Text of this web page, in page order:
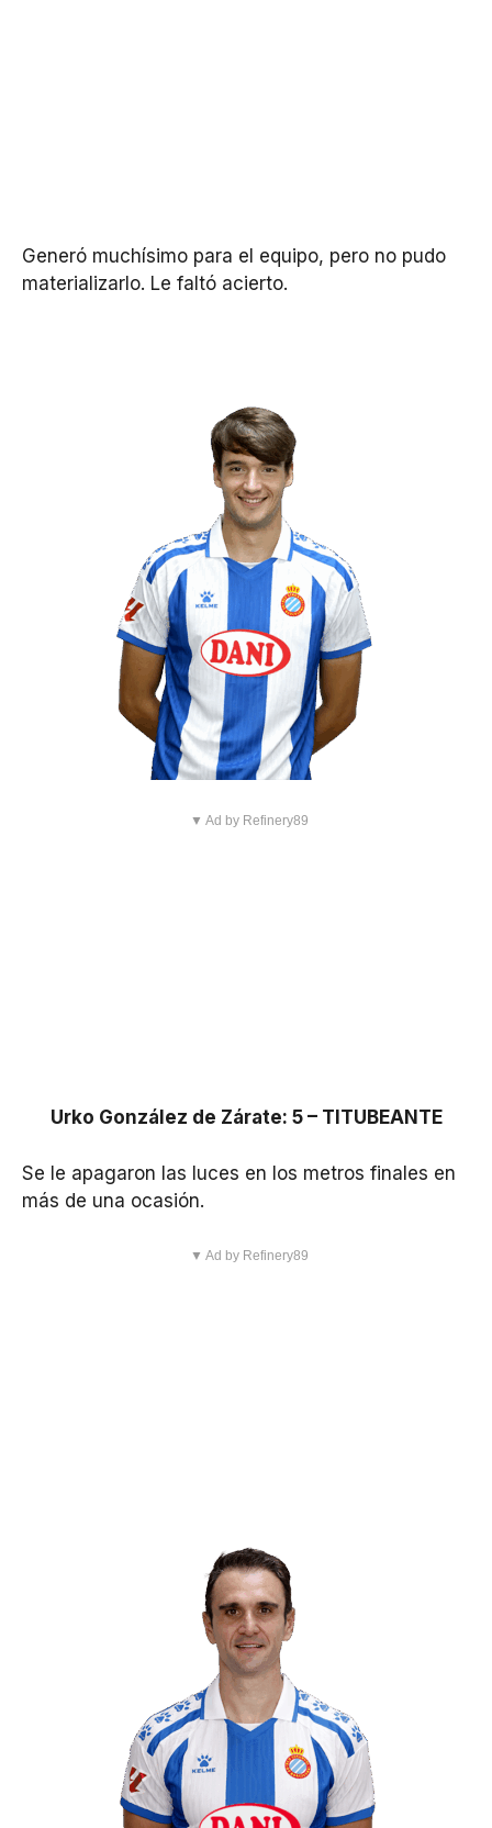
Generó muchísimo para el equipo, pero no pudo
materializarlo. Le faltó acierto.
▼ Ad by Refinery89
Urko González de Zárate: 5 – TITUBEANTE
Se le apagaron las luces en los metros finales en
más de una ocasión.
▼ Ad by Refinery89